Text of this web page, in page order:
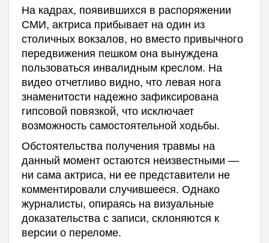
На кадрах, появившихся в распоряжении
СМИ, актриса прибывает на один из
столичных вокзалов, но вместо привычного
передвижения пешком она вынуждена
пользоваться инвалидным креслом. На
видео отчетливо видно, что левая нога
знаменитости надежно зафиксирована
гипсовой повязкой, что исключает
возможность самостоятельной ходьбы.
Обстоятельства получения травмы на
данный момент остаются неизвестными —
ни сама актриса, ни ее представители не
комментировали случившееся. Однако
журналисты, опираясь на визуальные
доказательства с записи, склоняются к
версии о переломе.